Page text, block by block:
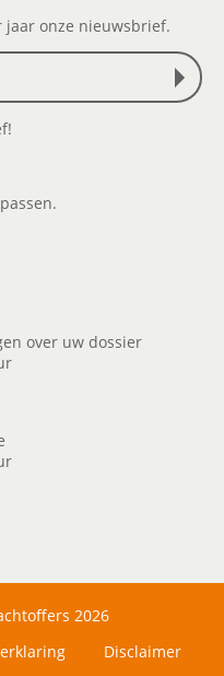
jaar onze nieuwsbrief.
over uw dossier
2026
Disclaimer